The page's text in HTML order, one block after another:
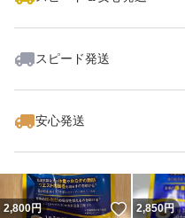
スピード発送
安心発送
2,800円 いいね！
2,850円